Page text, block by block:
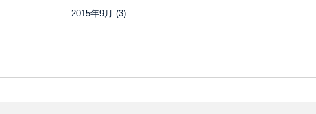
2015年9月 (3)